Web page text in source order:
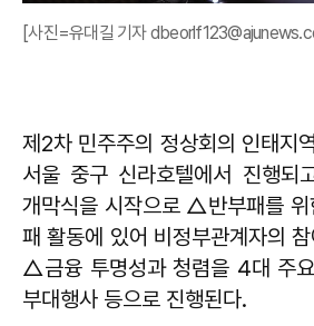
[사진=유대길 기자
제2차 민주주의 정상회의 인태지
서울 중구 신라호텔에서 진행되
개막식을 시작으로 △반부패를
패 활동에 있어 비정부관계자의
△금융 투명성과 청렴을 4대 주
부대행사 등으로 진행된다.